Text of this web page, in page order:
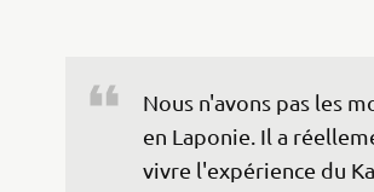
Nous n'avons pas les
en Laponie. Il a
vivre l'expérience du